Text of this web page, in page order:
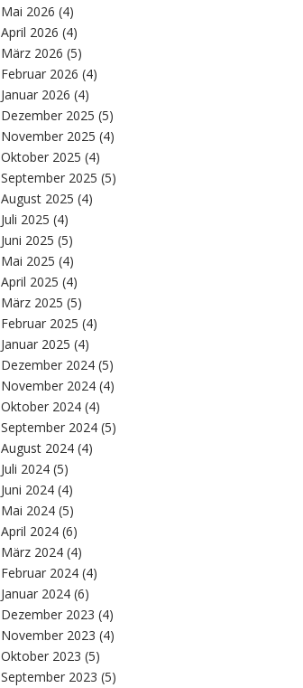
Mai 2026 (4)
April 2026 (4)
März 2026 (5)
Februar 2026 (4)
Januar 2026 (4)
Dezember 2025 (5)
November 2025 (4)
Oktober 2025 (4)
September 2025 (5)
August 2025 (4)
Juli 2025 (4)
Juni 2025 (5)
Mai 2025 (4)
April 2025 (4)
März 2025 (5)
Februar 2025 (4)
Januar 2025 (4)
Dezember 2024 (5)
November 2024 (4)
Oktober 2024 (4)
September 2024 (5)
August 2024 (4)
Juli 2024 (5)
Juni 2024 (4)
Mai 2024 (5)
April 2024 (6)
März 2024 (4)
Februar 2024 (4)
Januar 2024 (6)
Dezember 2023 (4)
November 2023 (4)
Oktober 2023 (5)
September 2023 (5)